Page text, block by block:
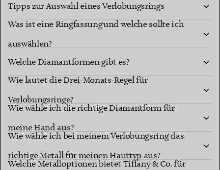
Tipps zur Auswahl eines Verlobungsrings
Was ist eine Ringfassung und welche sollte ich
auswählen?
berühmten Fassungen
Welche Diamantformen gibt es?
Diamantformen
Wie lautet die Drei-Monats-Regel für
Verlobungsringe?
Wie wähle ich die richtige Diamantform für
meine Hand aus?
Wie wähle ich bei meinem Verlobungsring das
richtige Metall für meinen Hauttyp aus?
Welche Metalloptionen bietet Tiffany & Co. für